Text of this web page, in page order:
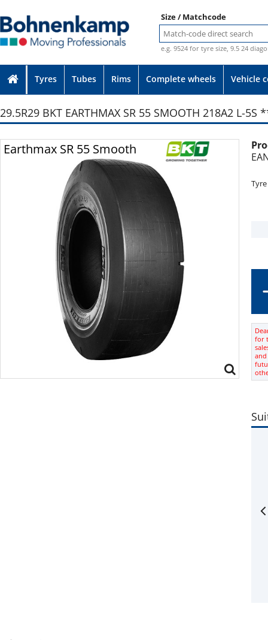
Size / Matchcode
e.g. 9524 for tyre size, 9.5 24
Tyres Tubes Rims Complete wheels Vehicle
29.5R29 BKT EARTHMAX SR 55 SMOOTH 218A2 L-5S
Earthmax SR 55 Smooth Photo provided without guarantee
Tyre
for